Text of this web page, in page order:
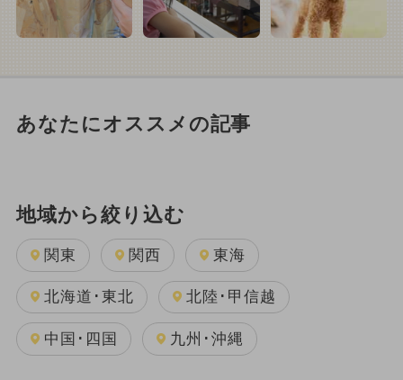
あなたにオススメの記事
地域から絞り込む
関東 関西 東海
北海道･東北 北陸･甲信越
中国･四国 九州･沖縄